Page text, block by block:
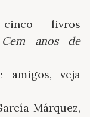
livros
Cem anos de
amigos, veja
Márquez,